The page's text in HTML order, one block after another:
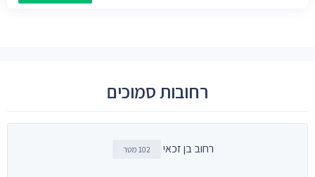
רחובות סמוכים
רחוב בן זכאי 102 מטר